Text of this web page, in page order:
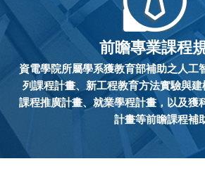
前瞻專業課程
資電學院所屬學系獲教育部補助之人工
列課程計畫、新工程教育方法實驗與
課程推廣計畫、就業學程計畫，以及獲
計畫等前瞻課程補
2014-07-03 溫州大學薛偉副
2014-08-22
2016-04-25
資工系兩岸學生